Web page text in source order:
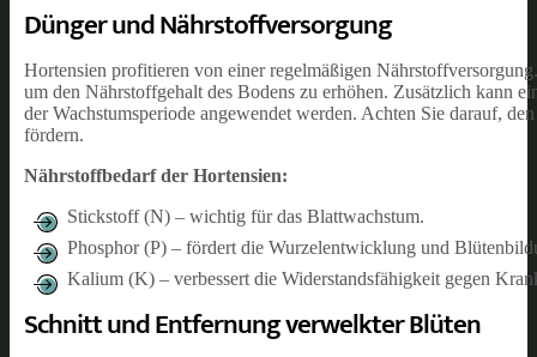
Dünger und Nährstoffversorgung
Hortensien profitieren von einer regelmäßigen
um den Nährstoffgehalt des Bodens zu erhöhen. Zusätzlich kann
der Wachstumsperiode angewendet werden. Achten Sie darauf,
fördern.
Nährstoffbedarf der Hortensien:
Stickstoff (N) – wichtig für das Blattwachstum.
Phosphor (P) – fördert die Wurzelentwicklung und
Kalium (K) – verbessert die Widerstandsfähigkeit gegen
Schnitt und Entfernung verwelkter Blüten